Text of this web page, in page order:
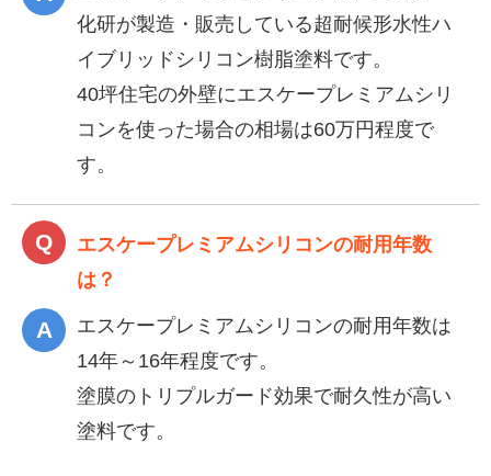
化研が製造・販売している超耐候形水性ハ
イブリッドシリコン樹脂塗料です。
40坪住宅の外壁にエスケープレミアムシリ
コンを使った場合の相場は60万円程度で
す。
エスケープレミアムシリコンの耐用年数
は？
エスケープレミアムシリコンの耐用年数は
14年～16年程度です。
塗膜のトリプルガード効果で耐久性が高い
塗料です。